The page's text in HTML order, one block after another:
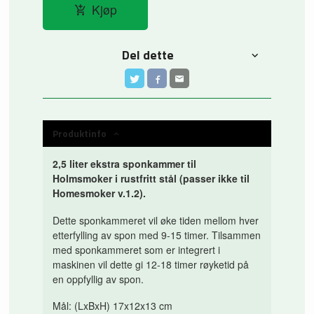
Kjøp
Del dette
Produktinfo
2,5 liter ekstra sponkammer til
Holmsmoker i rustfritt stål (passer ikke til
Homesmoker v.1.2).
Dette sponkammeret vil øke tiden mellom hver
etterfylling av spon med 9-15 timer. Tilsammen
med sponkammeret som er integrert i
maskinen vil dette gi 12-18 timer røyketid på
en oppfyllig av spon.
Mål: (LxBxH) 17x12x13 cm